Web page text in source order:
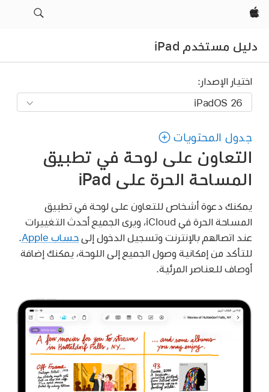
Apple‏
دليل مستخدم iPad
اختيار الإصدار:
جدول المحتويات
التعاون على لوحة في تطبيق
المساحة الحرة على iPad
يمكنك دعوة أشخاص للتعاون على لوحة في تطبيق
المساحة الحرة في iCloud، ويرى الجميع أحدث التغييرات
عند اتصالهم بالإنترنت وتسجيل الدخول إلى حساب Apple
للتأكد من إمكانية وصول الجميع إلى اللوحة، يمكنك إضافة
أوصاف للعناصر المرئية.